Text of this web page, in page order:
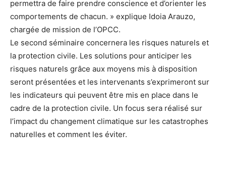
permettra de faire prendre conscience et d’orienter les
comportements de chacun. » explique Idoia Arauzo,
chargée de mission de l’OPCC.
Le second séminaire concernera les risques naturels et
la protection civile. Les solutions pour anticiper les
risques naturels grâce aux moyens mis à disposition
seront présentées et les intervenants s’exprimeront sur
les indicateurs qui peuvent être mis en place dans le
cadre de la protection civile. Un focus sera réalisé sur
l’impact du changement climatique sur les catastrophes
naturelles et comment les éviter.